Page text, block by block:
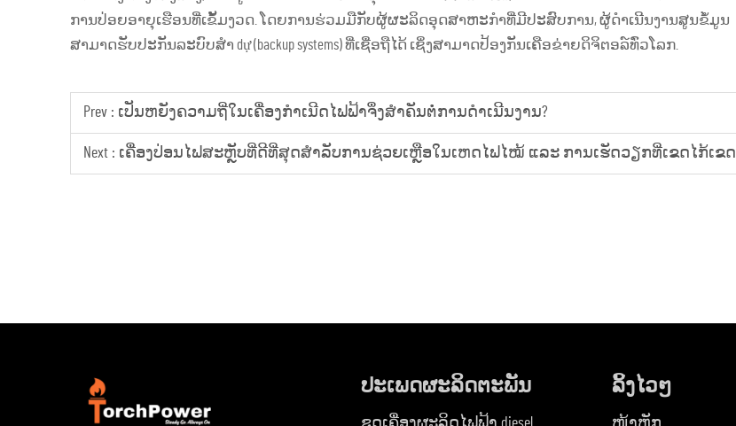
ການປ່ອຍອາຍຸເຮືອນທີ່ເຂັ້ມງວດ. ໂດຍການຮ່ວມມືກັບຜູ້ຜະລິດອຸດສາຫະກຳທີ່ມີປະສົບການ, ຜູ້ດຳເນີນງານສູນຂໍ້ມູນ
ສາມາດຮັບປະກັນລະບົບສຳ dự (backup systems) ທີ່ເຊື່ອຖືໄດ້ ເຊິ່ງສາມາດປ້ອງກັນເຄືອຂ່າຍດິຈິຕອລ໌ທົ່ວໂລກ.
Prev : ເປັນຫຍັງຄວາມຖີ່ໃນເຄື່ອງກຳເນີດໄຟຟ້າຈຶ່ງສຳຄັນຕໍ່ການດຳເນີນງານ?
Next : ເຄື່ອງປ່ອນໄຟສະຫຼັບທີ່ດີທີ່ສຸດສຳລັບການຊ່ວຍເຫຼືອໃນເຫດໄຟໄໝ້ ແລະ ການເຮັດວຽກທີ່ເຂດໄກ້ເຂດ
ປະເພດຜະລິດຕະພັນ ລິ້ງໄວໆ